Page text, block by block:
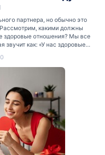
партнера, но обычно это
какими должны
здоровые отношения? Мы все
звучит как: «У нас здоровые
0